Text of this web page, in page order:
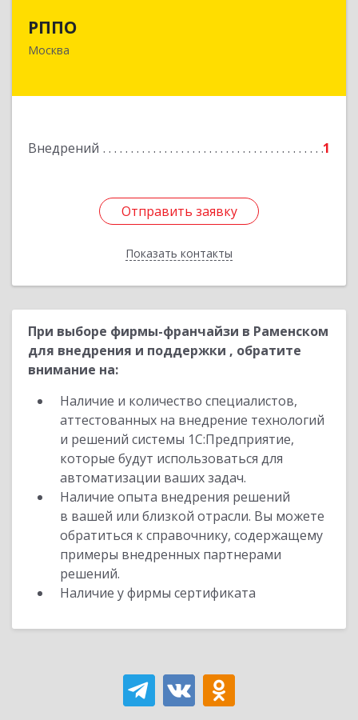
РППО
Москва
Внедрений 1
Отправить заявку
Показать контакты
Ильинский рп, Советская ул, дом № 43А, ком.45
Подробнее
Отправить заявку
Назад
При выборе фирмы-франчайзи в Раменском
для внедрения и поддержки , обратите
внимание на:
Наличие и количество специалистов,
аттестованных на внедрение технологий
и решений системы 1С:Предприятие,
которые будут использоваться для
автоматизации ваших задач.
Наличие опыта внедрения решений
в вашей или близкой отрасли. Вы можете
обратиться к справочнику, содержащему
примеры внедренных партнерами
решений.
Наличие у фирмы сертификата